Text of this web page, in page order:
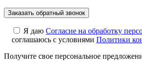
Я даю Cогласие на обработку
соглашаюсь с условиями Политики
Получите свое персональное